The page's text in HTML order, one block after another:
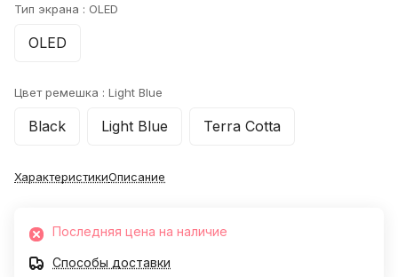
Тип экрана : OLED
OLED
Цвет ремешка : Light Blue
Black Light Blue Terra Cotta
ХарактеристикиОписание
Последняя цена на наличие
Способы доставки